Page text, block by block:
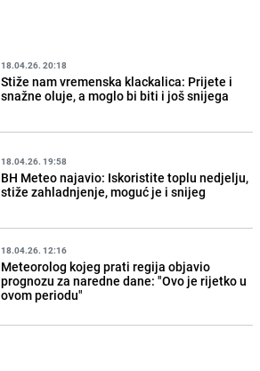
18.04.26. 20:18
Stiže nam vremenska klackalica: Prijete i
snažne oluje, a moglo bi biti i još snijega
18.04.26. 19:58
BH Meteo najavio: Iskoristite toplu nedjelju,
stiže zahladnjenje, moguć je i snijeg
18.04.26. 12:16
Meteorolog kojeg prati regija objavio
prognozu za naredne dane: "Ovo je rijetko u
ovom periodu"